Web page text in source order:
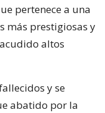
pertenece a una
más prestigiosas y
altos
y se
abatido por la